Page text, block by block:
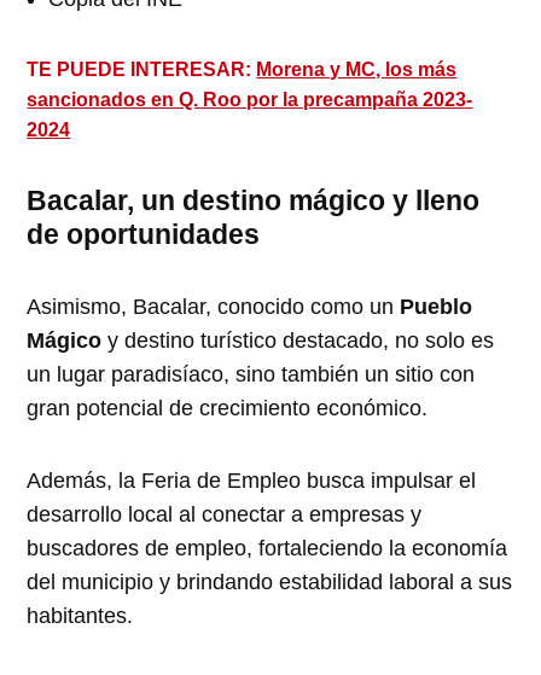
TE PUEDE INTERESAR: Morena y MC, los más
sancionados en Q. Roo por la precampaña 2023-
2024
Bacalar, un destino mágico y lleno
de oportunidades
Asimismo, Bacalar, conocido como un Pueblo
Mágicoy destino turístico destacado, no solo es
un lugar paradisíaco, sino también un sitio con
gran potencial de crecimiento económico.
Además, la Feria de Empleo busca impulsar el
desarrollo local al conectar a empresas y
buscadores de empleo, fortaleciendo la economía
del municipio y brindando estabilidad laboral a sus
habitantes.